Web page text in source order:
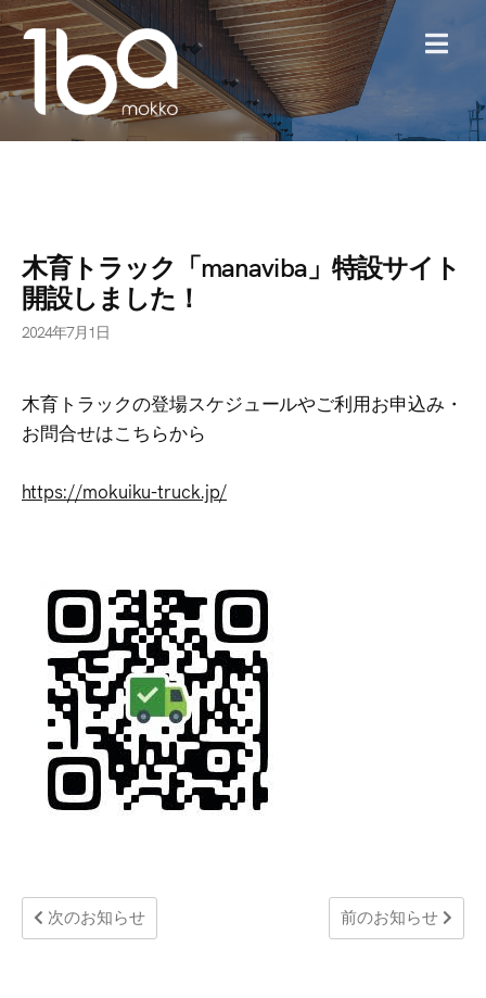
MENU
木育トラック「manaviba」特設サイト
開設しました！
2024年7月1日
木育トラックの登場スケジュールやご利用お申込み・
お問合せはこちらから
https://mokuiku-truck.jp/
次のお知らせ 前のお知らせ